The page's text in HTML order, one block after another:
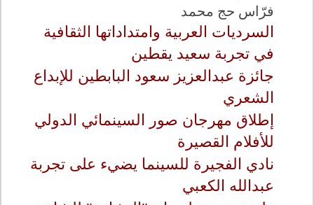
فرّاس حج محمد
السرديات العربية وامتداداتها الثقافية
في تجربة سعيد يقطين
جائزة عبدالعزيز سعود البابطين للإبداع
الشعري
إطلاق مهرجان صور السينمائي الدولي
للأفلام القصيرة
نادي الفجيرة للسينما يضيء على تجربة
عبدالله الكعبي